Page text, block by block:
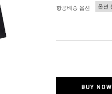
항공배송 옵션
BUY NOW